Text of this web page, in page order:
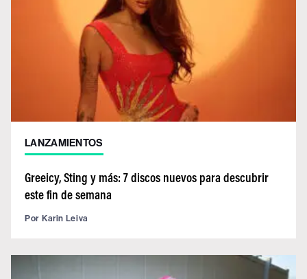
LANZAMIENTOS
Greeicy, Sting y más: 7 discos nuevos para descubrir
este fin de semana
Por Karin Leiva